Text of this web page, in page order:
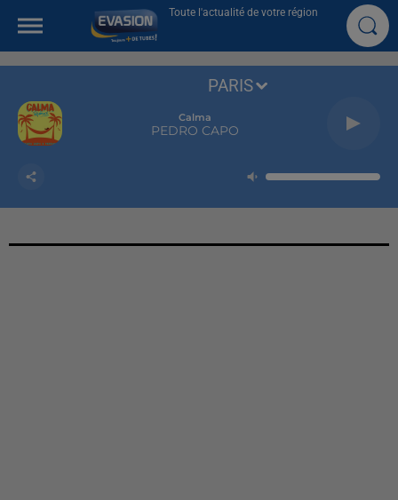
Toute l'actualité de votre région
Calma
PEDRO CAPO
PARIS